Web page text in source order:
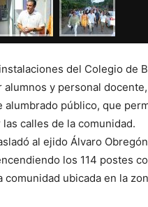
del Colegio de
y personal
público, que
calles de la comunidad.
al ejido Álvaro
los 114 postes
ubicada en la